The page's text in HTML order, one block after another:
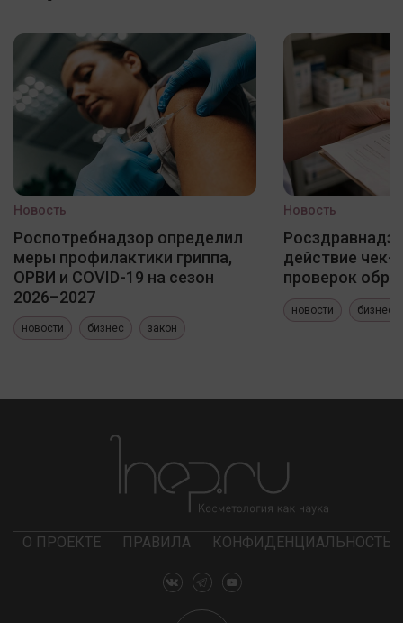
Новость
Роспотребнадзор определил
меры профилактики гриппа,
ОРВИ и COVID-19 на сезон
2026–2027
новости бизнес закон
Новость
действие чек-
проверок
новости бизнес
О ПРОЕКТЕ ПРАВИЛА КОНФИДЕНЦИАЛЬНОСТЬ